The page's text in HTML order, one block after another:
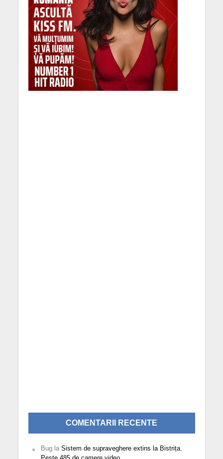
COMENTARII RECENTE
Bugla Sistem de supraveghere extins la Bistrița.